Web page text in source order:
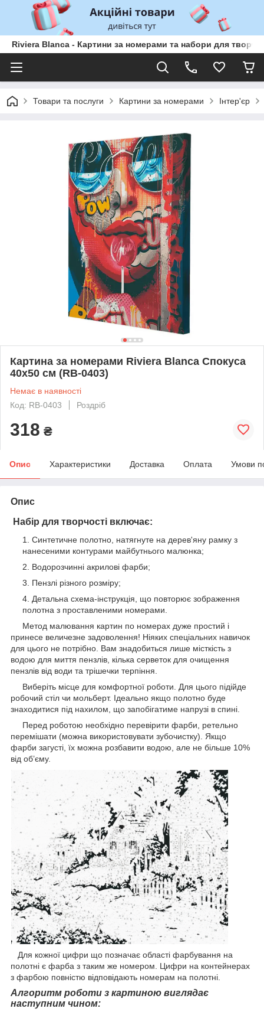
Riviera Blanca - Картини за номерами та набори для
Товари та послуги Картини за номерами Інтер'єр
Картина за номерами Riviera Blanca Спокуса
40x50 см (RB-0403)
Немає в наявності
Код: RB-0403
Роздріб
318 ₴
Опис Характеристики Доставка Оплата Умови
Опис
Набір для творчості включає:
Синтетичне полотно, натягнуте на дерев'яну рамку з
нанесеними контурами майбутнього малюнка;
Водорозчинні акрилові фарби;
Пензлі різного розміру;
Детальна схема-інструкція, що повторює зображення
полотна з проставленими номерами.
Метод малювання картин по номерах дуже простий і
принесе величезне задоволення! Ніяких спеціальних навичок
для цього не потрібно. Вам знадобиться лише місткість з
водою для миття пензлів, кілька серветок для очищення
пензлів від води та трішечки терпіння.
Виберіть місце для комфортної роботи. Для цього підійде
робочий стіл чи мольберт. Ідеально якщо полотно буде
знаходитися під нахилом, що запобігатиме напрузі в спині.
Перед роботою необхідно перевірити фарби, ретельно
перемішати (можна використовувати зубочистку). Якщо
фарби загусті, їх можна розбавити водою, але не більше 10%
від об’єму.
Для кожної цифри що позначає області фарбування на
полотні є фарба з таким же номером. Цифри на контейнерах
з фарбою повністю відповідають номерам на полотні.
Алгоритм роботи з картиною виглядає
наступним чином: